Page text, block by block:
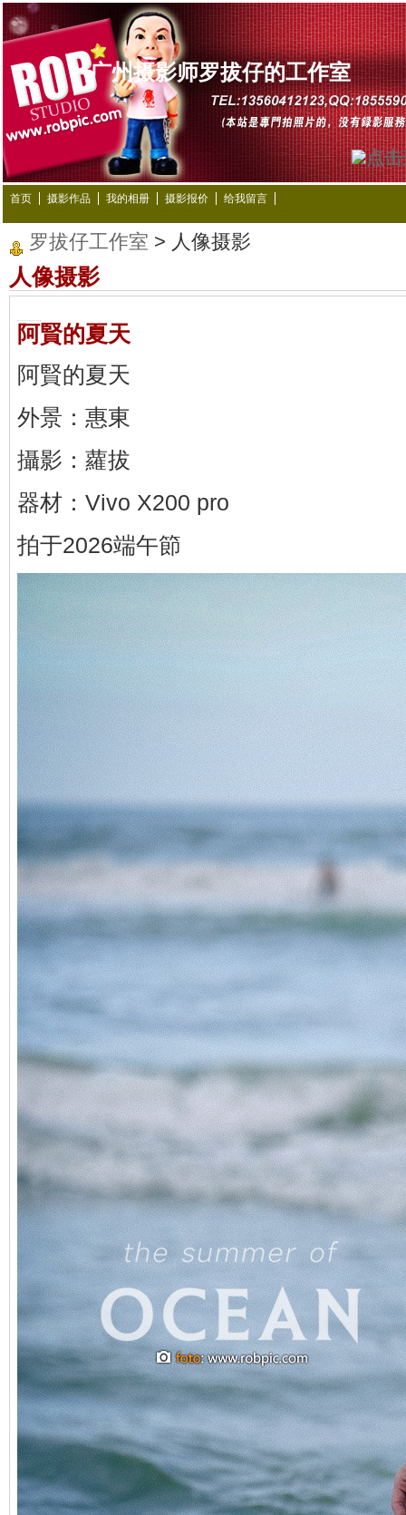
广州摄影师罗拔仔的工作室
首页 摄影作品 我的相册 摄影报价 给我留言
罗拔仔工作室 > 人像摄影
人像摄影
阿賢的夏天
阿賢的夏天
外景：惠東
攝影：蘿拔
器材：Vivo X200 pro
拍于2026端午節